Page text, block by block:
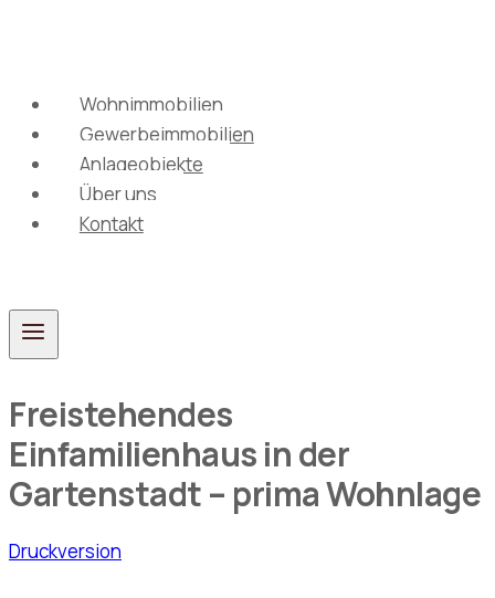
Wohnimmobilien
Gewerbeimmobilien
Anlageobjekte
Über uns
Kontakt
Freistehendes
Einfamilienhaus in der
Gartenstadt – prima Wohnlage
Druckversion